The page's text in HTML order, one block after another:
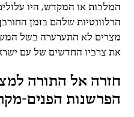
המלכות או המקדש, היו
הרלוונטיות שלהם בזמן
מצרים לא התערערה בשל
את צרכיו החדשים של עם
חזרה אל התורה
הפרשנות הפנים-